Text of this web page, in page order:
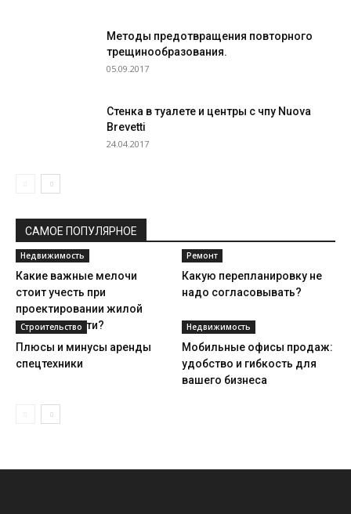
Методы предотвращения повторного
трещинообразования.
05.09.2017
Стенка в туалете и центры с чпу Nuova
Brevetti
24.04.2017
САМОЕ ПОПУЛЯРНОЕ
Недвижимость
Какие важные мелочи
стоит учесть при
проектировании жилой
недвижимости?
Ремонт
Какую перепланировку не
надо согласовывать?
Строительство
Плюсы и минусы аренды
спецтехники
Недвижимость
Мобильные офисы продаж:
удобство и гибкость для
вашего бизнеса